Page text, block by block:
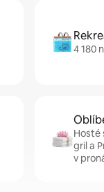
4 180
Hosté
gril a
v